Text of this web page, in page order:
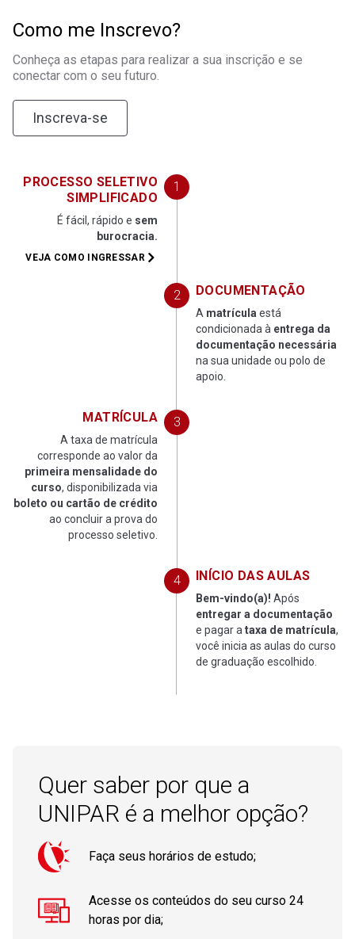
Como me Inscrevo?
Conheça as etapas para realizar a sua inscrição e se
conectar com o seu futuro.
Inscreva-se
PROCESSO SELETIVO
SIMPLIFICADO
É fácil, rápido e sem
burocracia.
VEJA COMO INGRESSAR
DOCUMENTAÇÃO
A matrículaestá
condicionada à entrega da
documentação necessária
na sua unidade ou polo de
apoio.
MATRÍCULA
A taxa de matrícula
corresponde ao valor da
primeira mensalidade do
curso, disponibilizada via
boleto ou cartão de crédito
ao concluir a prova do
processo seletivo.
INÍCIO DAS AULAS
Bem-vindo(a)! Após
entregar a documentação
e pagar ataxa de matrícula,
você inicia as aulas do curso
de graduação escolhido.
Quer saber por que a
UNIPAR é a melhor opção?
Faça seus horários de estudo;
Acesse os conteúdos do seu curso 24
horas por dia;